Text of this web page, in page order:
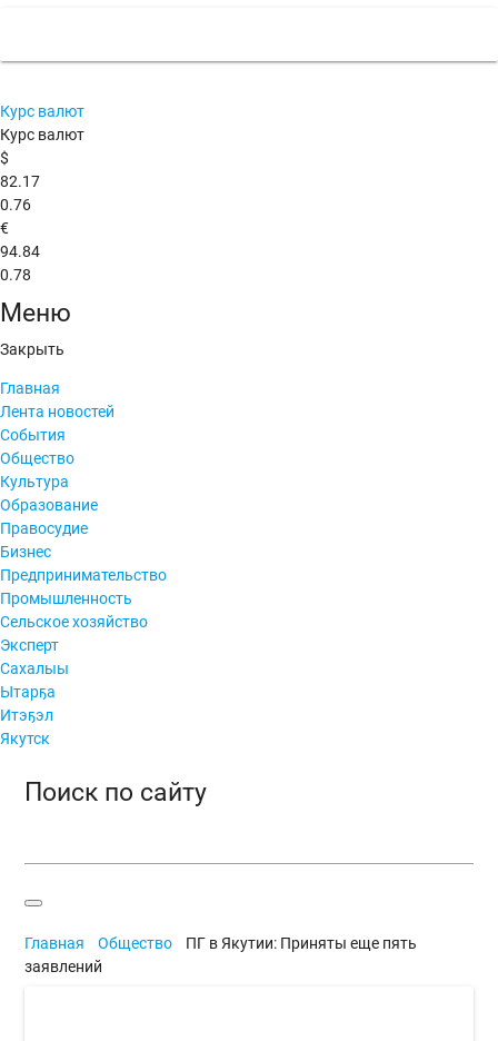
Курс валют
Курс валют
$
82.17
0.76
€
94.84
0.78
Меню
Закрыть
Главная
Лента новостей
События
Общество
Культура
Образование
Правосудие
Бизнес
Предпринимательство
Промышленность
Сельское хозяйство
Эксперт
Сахалыы
Ытарҕа
Итэҕэл
Якутск
Поиск по сайту
Главная Общество
ПГ в Якутии: Приняты еще пять
заявлений